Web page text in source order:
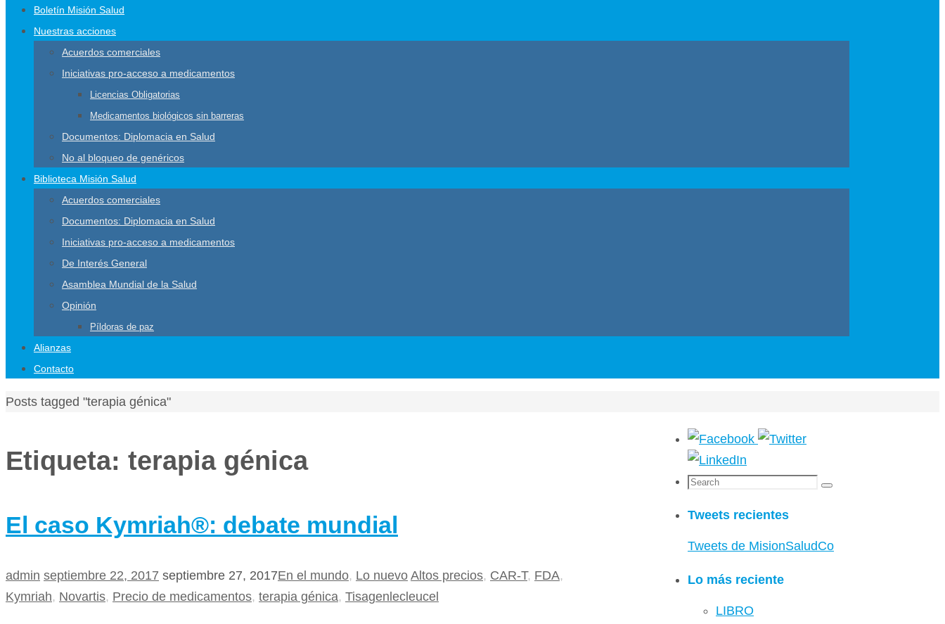
Boletín Misión Salud
Nuestras acciones
Acuerdos comerciales
Iniciativas pro-acceso a medicamentos
Licencias Obligatorias
Medicamentos biológicos sin barreras
Documentos: Diplomacia en Salud
No al bloqueo de genéricos
Biblioteca Misión Salud
Acuerdos comerciales
Documentos: Diplomacia en Salud
Iniciativas pro-acceso a medicamentos
De Interés General
Asamblea Mundial de la Salud
Opinión
Píldoras de paz
Alianzas
Contacto
Posts tagged "terapia génica"
Etiqueta: terapia génica
El caso Kymriah®: debate mundial
admin septiembre 22, 2017 septiembre 27, 2017En el mundo, Lo nuevo Altos precios, CAR-T, FDA,
Kymriah, Novartis, Precio de medicamentos, terapia génica, Tisagenlecleucel
Tweets recientes
Tweets de MisionSaludCo
Lo más reciente
LIBRO